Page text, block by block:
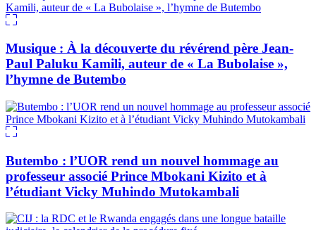
Musique : À la découverte du révérend père Jean-
Paul Paluku Kamili, auteur de « La Bubolaise »,
l’hymne de Butembo
Butembo : l’UOR rend un nouvel hommage au
professeur associé Prince Mbokani Kizito et à
l’étudiant Vicky Muhindo Mutokambali